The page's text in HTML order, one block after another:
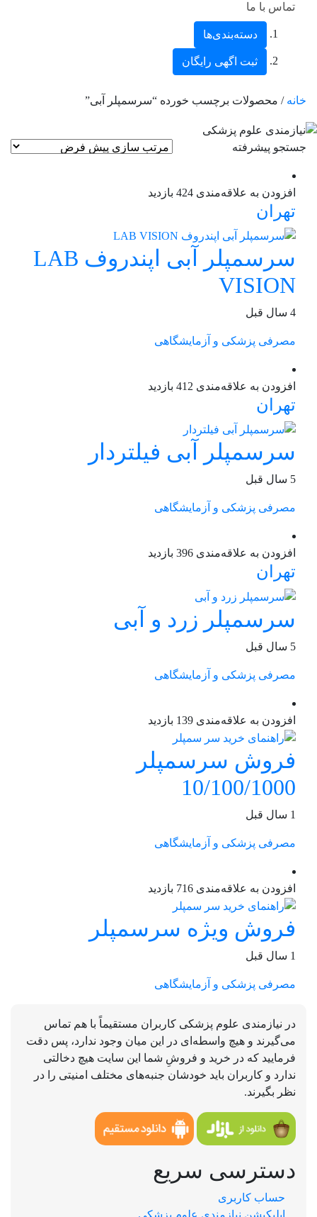
تماس با ما
دسته‌بندی‌ها
ثبت اگهی رایگان
خانه / محصولات برچسب خورده “سرسمپلر آبی”
جستجو پیشرفته
افزودن به علاقه‌مندی 424 بازدید
تهران
سرسمپلر آبی اپندروف LAB
VISION
4 سال قبل
مصرفی پزشکی و آزمایشگاهی
افزودن به علاقه‌مندی 412 بازدید
تهران
سرسمپلر آبی فیلتردار
5 سال قبل
مصرفی پزشکی و آزمایشگاهی
افزودن به علاقه‌مندی 396 بازدید
تهران
سرسمپلر زرد و آبی
5 سال قبل
مصرفی پزشکی و آزمایشگاهی
افزودن به علاقه‌مندی 139 بازدید
فروش سرسمپلر
10/100/1000
1 سال قبل
مصرفی پزشکی و آزمایشگاهی
افزودن به علاقه‌مندی 716 بازدید
فروش ویژه سرسمپلر
1 سال قبل
مصرفی پزشکی و آزمایشگاهی
در نیازمندی علوم پزشکی کاربران مستقیماً با هم تماس
می‌گیرند و هیچ واسطه‌ای در این میان وجود ندارد، پس دقت
فرمایید که در خرید و فروشِ شما این سایت هیچ دخالتی
ندارد و کاربران باید خودشان جنبه‌های مختلف امنیتی را در
نظر بگیرند.
دسترسی سریع
حساب کاربری
اپلیکیشن نیازمندی علوم پزشکی